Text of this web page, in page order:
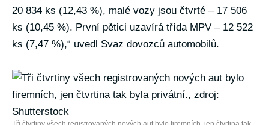
20 834 ks (12,43 %), malé vozy jsou čtvrté – 17 506
ks (10,45 %). První pětici uzavírá třída MPV – 12 522
ks (7,47 %),“ uvedl Svaz dovozců automobilů.